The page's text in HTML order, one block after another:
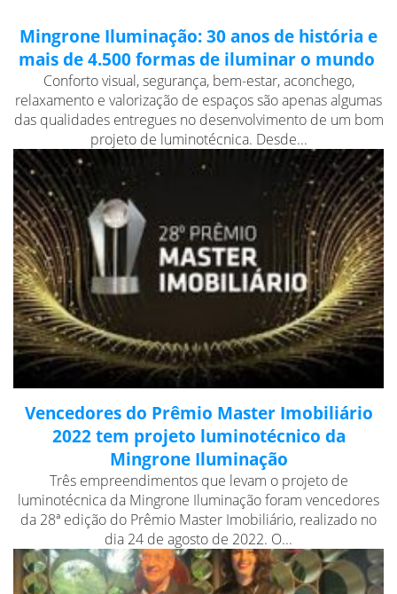
Mingrone Iluminação: 30 anos de história e
mais de 4.500 formas de iluminar o mundo
Conforto visual, segurança, bem-estar, aconchego,
relaxamento e valorização de espaços são apenas algumas
das qualidades entregues no desenvolvimento de um bom
projeto de luminotécnica. Desde...
Vencedores do Prêmio Master Imobiliário
2022 tem projeto luminotécnico da
Mingrone Iluminação
Três empreendimentos que levam o projeto de
luminotécnica da Mingrone Iluminação foram vencedores
da 28ª edição do Prêmio Master Imobiliário, realizado no
dia 24 de agosto de 2022. O...